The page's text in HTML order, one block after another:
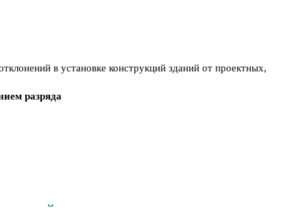
в установке конструкций зданий от проектных,
разряда